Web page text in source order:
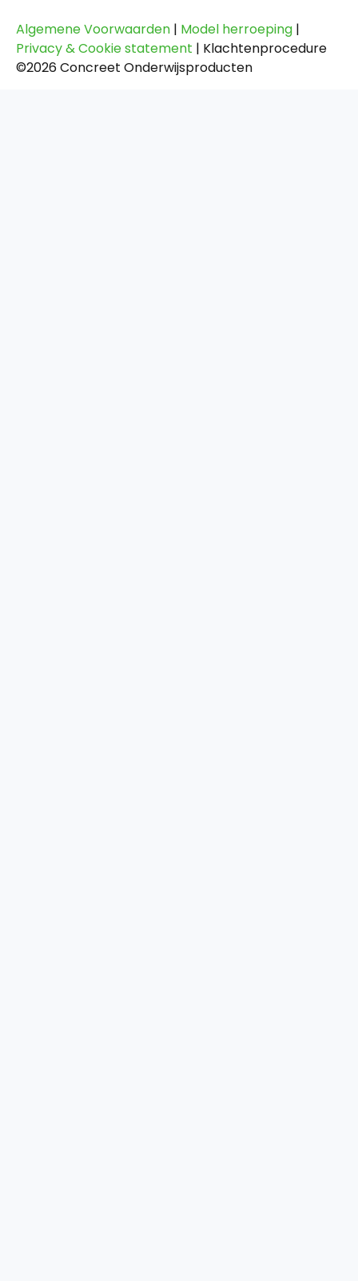
Algemene Voorwaarden | Model herroeping |
Privacy & Cookie statement | Klachtenprocedure
©2026 Concreet Onderwijsproducten